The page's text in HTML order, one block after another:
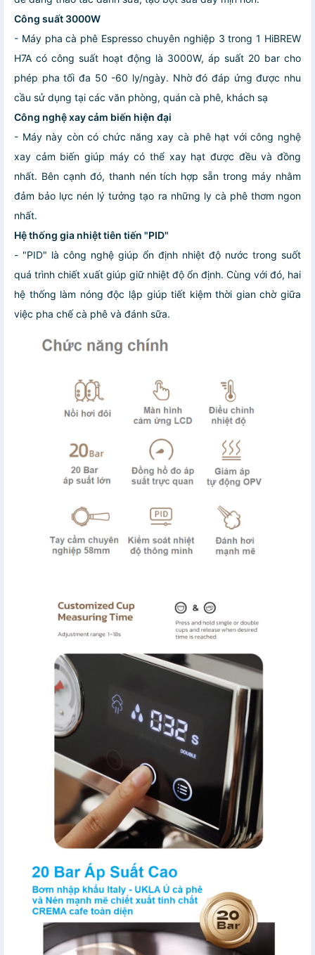
Công suất 3000W
- Máy pha cà phê Espresso chuyên nghiệp 3 trong 1 HiBREW
H7A có công suất hoạt động là 3000W, áp suất 20 bar cho
phép pha tối đa 50 -60 ly/ngày. Nhờ đó đáp ứng được nhu
cầu sử dụng tại các văn phòng, quán cà phê, khách sạ
Công nghệ xay cảm biến hiện đại
- Máy này còn có chức năng xay cà phê hạt với công nghệ
xay cảm biến giúp máy có thể xay hạt được đều và đồng
nhất. Bên cạnh đó, thanh nén tích hợp sẵn trong máy nhằm
đảm bảo lực nén lý tưởng tạo ra những ly cà phê thơm ngon
nhất.
Hệ thống gia nhiệt tiên tiến "PID"
- "PID" là công nghệ giúp ổn định nhiệt độ nước trong suốt
quá trình chiết xuất giúp giữ nhiệt độ ổn định. Cùng với đó, hai
hệ thống làm nóng độc lập giúp tiết kiệm thời gian chờ giữa
việc pha chế cà phê và đánh sữa.